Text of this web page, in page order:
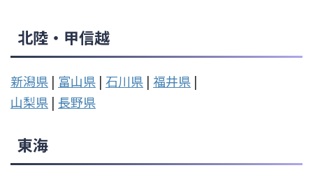
北陸・甲信越
新潟県 | 富山県 | 石川県 | 福井県 |
山梨県 | 長野県
東海